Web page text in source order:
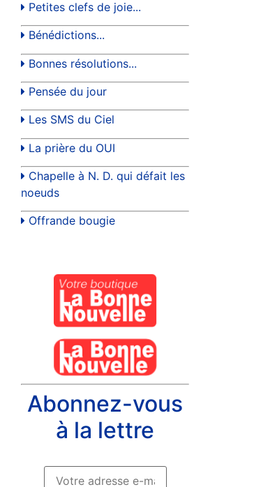
Petites clefs de joie...
Bénédictions...
Bonnes résolutions...
Pensée du jour
Les SMS du Ciel
La prière du OUI
Chapelle à N. D. qui défait les
noeuds
Offrande bougie
Abonnez-vous
à la lettre